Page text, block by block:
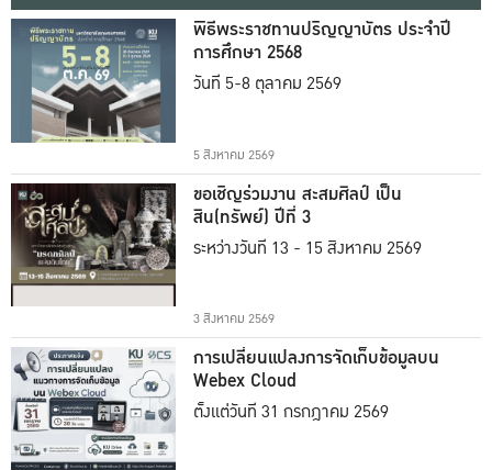
พิธีพระราชทานปริญญาบัตร ประจำปี
การศึกษา 2568
วันที่ 5-8 ตุลาคม 2569
5 สิงหาคม 2569
ขอเชิญร่วมงาน สะสมศิลป์ เป็น
สิน(ทรัพย์) ปีที่ 3
ระหว่างวันที่ 13 - 15 สิงหาคม 2569
3 สิงหาคม 2569
การเปลี่ยนแปลงการจัดเก็บข้อมูลบน
Webex Cloud
ตั้งแต่วันที่ 31 กรกฎาคม 2569